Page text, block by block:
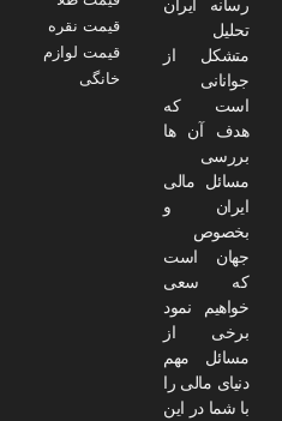
رسانه ایران
تحلیل
متشکل از
جوانانی
است که
هدف آن ها
بررسی
مسائل مالی
ایران و
بخصوص
جهان است
که سعی
خواهیم نمود
برخی از
مسائل مهم
دنیای مالی را
با شما در این
قیمت نقره
قیمت لوازم
خانگی